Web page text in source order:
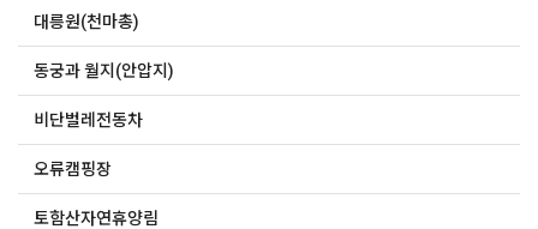
대릉원(천마총)
동궁과 월지(안압지)
비단벌레전동차
오류캠핑장
토함산자연휴양림